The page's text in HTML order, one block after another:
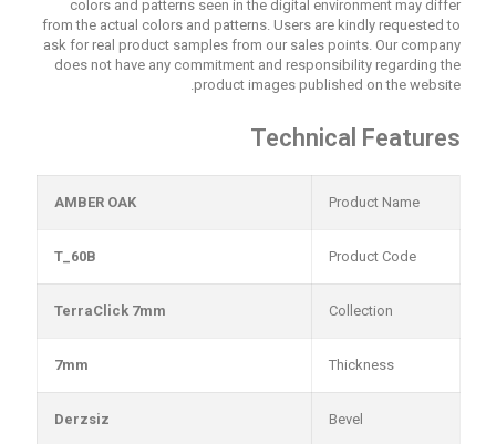
colors and patterns seen in the digital environment may differ
from the actual colors and patterns. Users are kindly requested to
ask for real product samples from our sales points. Our company
does not have any commitment and responsibility regarding the
product images published on the website.
Technical Features
Product Name
AMBER OAK
Product Code
T_60B
Collection
TerraClick 7mm
Thickness
7mm
Bevel
Derzsiz